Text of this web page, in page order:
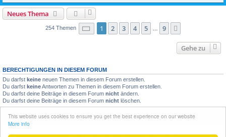
This website uses cookies to ensure you get the best experience on our website
More info
Neues Thema
254 Themen Seite 1von
1 2 3 4 5 9
Gehe zu
BERECHTIGUNGEN IN DIESEM FORUM
Du darfst keine neuen Themen in diesem Forum erstellen.
Du darfst keineAntworten zu Themen in diesem Forum erstellen.
Du darfst deine Beiträge in diesem Forum nicht ändern.
Du darfst deine Beiträge in diesem Forum nicht löschen.
Foren-Übersicht Alle Zeiten sindUTC+01:00
Alle Cookies löschen
Powered by Andreas Knoflach -www.knoflach.com